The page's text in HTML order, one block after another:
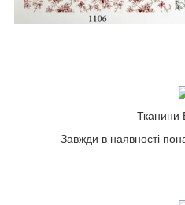
Тканини
Завжди в наявності